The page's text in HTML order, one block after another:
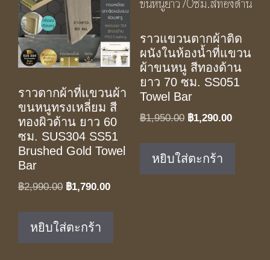
ราวตากผ้าที่แขวนผ้า
ขนหนูทรงเหลี่ยม สี
ทองผิวด้าน ยาว 60
ซม. SUS304 SS51
Brushed Gold Towel
Bar
฿2,990.00 Original
฿2,990.00.
฿1,790.00Current
หยิบใส่ตะกร้า
ราวแขวนตากผ้าติด
ผนังในห้องน้ำที่แขวน
ผ้าขนหนู สีทองด้าน
ยาว 70 ซม. SS051
Towel Bar
฿1,950.00 Original
฿1,950.00.
฿1,290.00Current
หยิบใส่ตะกร้า